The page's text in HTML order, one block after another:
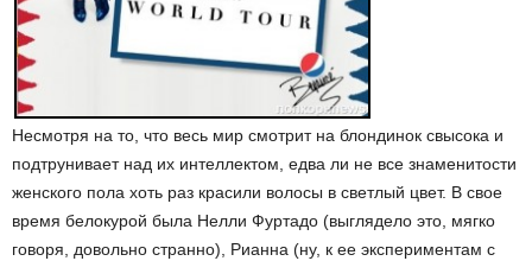
Несмотря на то, что весь мир смотрит на блондинок свысока и
подтрунивает над их интеллектом, едва ли не все знаменитости
женского пола хоть раз красили волосы в светлый цвет. В свое
время белокурой была Нелли Фуртадо (выглядело это, мягко
говоря, довольно странно), Рианна (ну, к ее экспериментам с